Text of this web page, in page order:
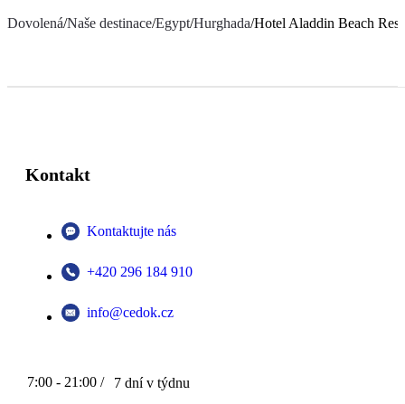
Dovolená/Naše destinace/Egypt/Hurghada/Hotel Aladdin Beach
Kontakt
Kontaktujte nás
+420 296 184 910
info@cedok.cz
7:00 - 21:00 / 7 dní v týdnu